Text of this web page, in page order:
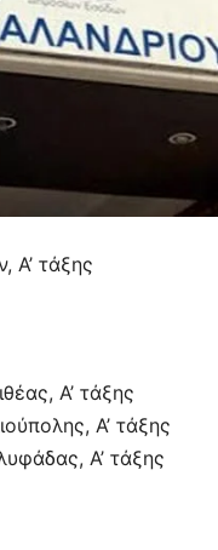
Α’ τάξης
Α’ τάξης
Α’ τάξης
Α’ τάξης